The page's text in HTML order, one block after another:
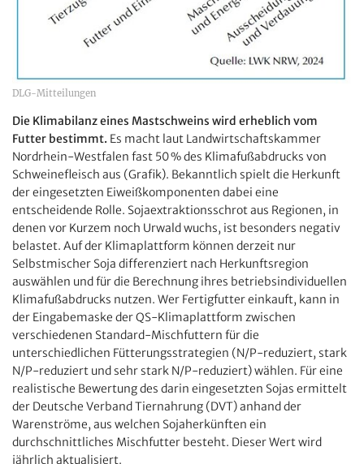
DLG-Mitteilungen
Die Klimabilanz eines Mastschweins wird erheblich vom
Futter bestimmt. Es macht laut Landwirtschaftskammer
Nordrhein-Westfalen fast 50 % des Klimafußabdrucks von
Schweinefleisch aus (Grafik). Bekanntlich spielt die Herkunft
der eingesetzten Eiweißkomponenten dabei eine
entscheidende Rolle. Sojaextraktionsschrot aus Regionen, in
denen vor Kurzem noch Urwald wuchs, ist besonders negativ
belastet. Auf der Klimaplattform können derzeit nur
Selbstmischer Soja differenziert nach Herkunftsregion
auswählen und für die Berechnung ihres betriebsindividuellen
Klimafußabdrucks nutzen. Wer Fertigfutter einkauft, kann in
der Eingabemaske der QS-Klimaplattform zwischen
verschiedenen Standard-Mischfuttern für die
unterschiedlichen Fütterungsstrategien (N/P-reduziert, stark
N/P-­reduziert und sehr stark N/P-reduziert) wählen. Für eine
realistische Bewertung des darin eingesetzten Sojas ermittelt
der Deutsche Verband Tiernahrung (DVT) anhand der
Warenströme, aus welchen Sojaherkünften ein
durchschnittliches Mischfutter besteht. Dieser Wert wird
jährlich aktualisiert.